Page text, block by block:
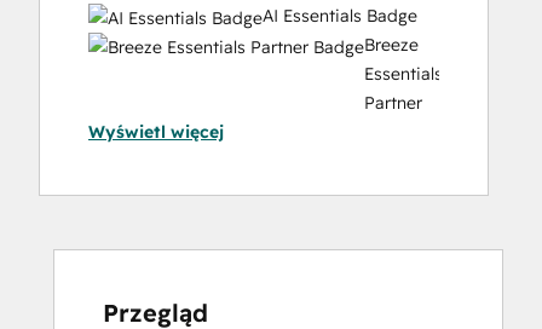
Architecture
Design
AI Essentials Badge
Breeze
Essentials
Partner
Hub
Certified
Wyświetl więcej
Przegląd